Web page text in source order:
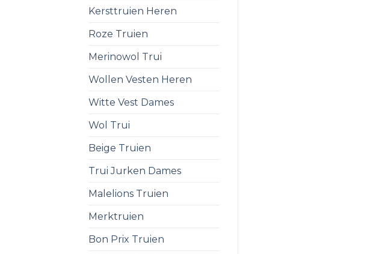
Kersttruien Heren
Roze Truien
Merinowol Trui
Wollen Vesten Heren
Witte Vest Dames
Wol Trui
Beige Truien
Trui Jurken Dames
Malelions Truien
Merktruien
Bon Prix Truien